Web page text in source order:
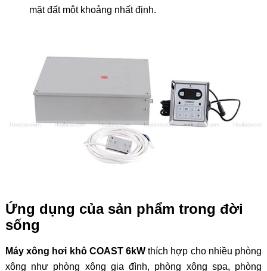
mặt đất một khoảng nhất định.
Ứng dụng của sản phẩm trong đời
sống
Máy xông hơi khô COAST 6kW thích hợp cho nhiều phòng
xông như phòng xông gia đình, phòng xông spa, phòng